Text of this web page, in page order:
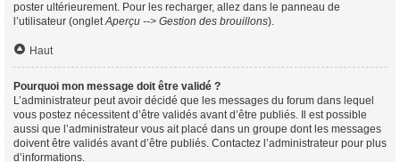
poster ultérieurement. Pour les recharger, allez dans le panneau de
l’utilisateur (ongletAperçu --> Gestion des brouillons).
Haut
Pourquoi mon message doit être validé ?
L’administrateur peut avoir décidé que les messages du forum dans lequel
vous postez nécessitent d’être validés avant d’être publiés. Il est possible
aussi que l’administrateur vous ait placé dans un groupe dont les messages
doivent être validés avant d’être publiés. Contactez l’administrateur pour plus
d’informations.